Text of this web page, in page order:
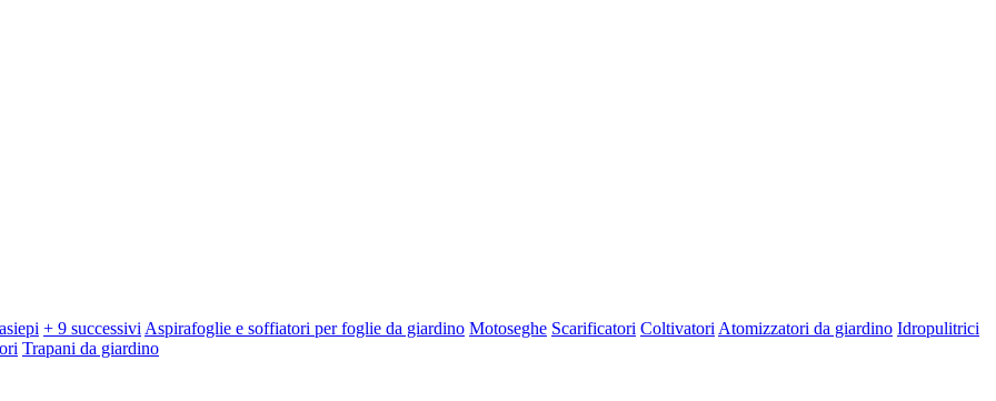
+ 9 successivi Aspirafoglie e soffiatori per foglie da giardino Motoseghe Scarificatori Coltivatori Atomizzatori da giardino Idropulitrici
Trapani da giardino